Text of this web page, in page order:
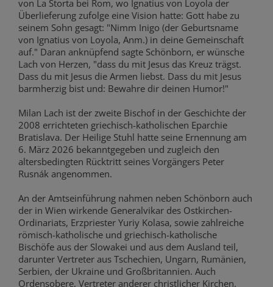
von La Storta bei Rom, wo Ignatius von Loyola der
Überlieferung zufolge eine Vision hatte: Gott habe zu
seinem Sohn gesagt: "Nimm Inigo (der Geburtsname
von Ignatius von Loyola, Anm.) in deine Gemeinschaft
auf." Daran anknüpfend sagte Schönborn, er wünsche
Lach von Herzen, "dass du mit Jesus das Kreuz trägst.
Dass du mit Jesus die Armen liebst. Dass du mit Jesus
barmherzig bist und: Bewahre dir deinen Humor!"
Milan Lach ist der zweite Bischof in der Geschichte der
2008 errichteten griechisch-katholischen Eparchie
Bratislava. Der Heilige Stuhl hatte seine Ernennung am
6. März 2026 bekanntgegeben und zugleich den
altersbedingten Rücktritt seines Vorgängers Peter
Rusnák angenommen.
An der Amtseinführung nahmen neben Schönborn auch
der in Wien wirkende Generalvikar des Ostkirchen-
Ordinariats, Erzpriester Yuriy Kolasa, sowie zahlreiche
römisch-katholische und griechisch-katholische
Bischöfe aus der Slowakei und aus dem Ausland teil,
darunter Vertreter aus Tschechien, Ungarn, Rumänien,
Serbien, der Ukraine und Großbritannien. Auch
Ordensobere, Vertreter anderer christlicher Kirchen,